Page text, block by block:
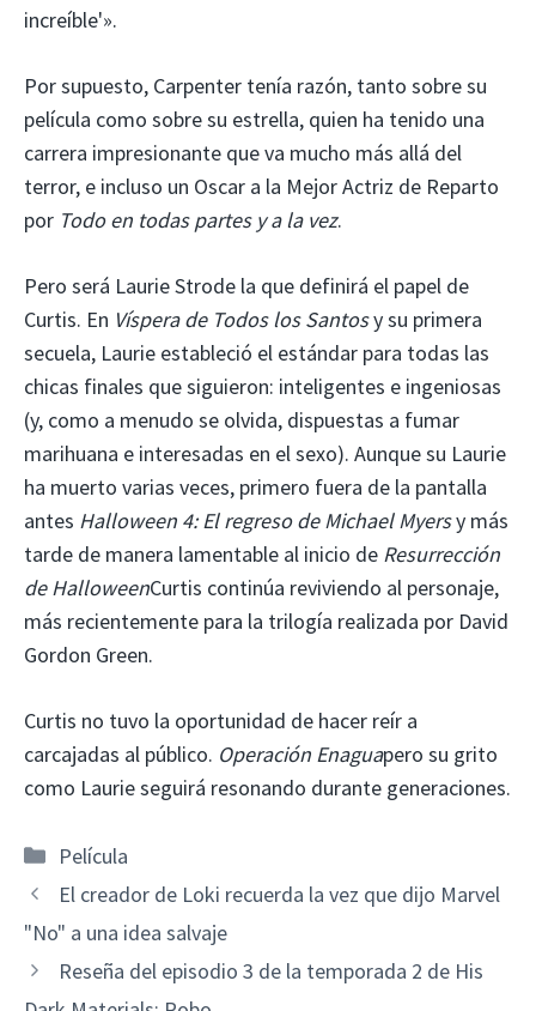
increíble'».
Por supuesto, Carpenter tenía razón, tanto sobre su
película como sobre su estrella, quien ha tenido una
carrera impresionante que va mucho más allá del
terror, e incluso un Oscar a la Mejor Actriz de Reparto
por Todo en todas partes y a la vez.
Pero será Laurie Strode la que definirá el papel de
Curtis. En Víspera de Todos los Santosy su primera
secuela, Laurie estableció el estándar para todas las
chicas finales que siguieron: inteligentes e ingeniosas
(y, como a menudo se olvida, dispuestas a fumar
marihuana e interesadas en el sexo). Aunque su Laurie
ha muerto varias veces, primero fuera de la pantalla
antes Halloween 4: El regreso de Michael Myersy más
tarde de manera lamentable al inicio de Resurrección
de HalloweenCurtis continúa reviviendo al personaje,
más recientemente para la trilogía realizada por David
Gordon Green.
Curtis no tuvo la oportunidad de hacer reír a
carcajadas al público. Operación Enaguapero su grito
como Laurie seguirá resonando durante generaciones.
Categorías
Película
El creador de Loki recuerda la vez que dijo Marvel
"No" a una idea salvaje
Reseña del episodio 3 de la temporada 2 de His